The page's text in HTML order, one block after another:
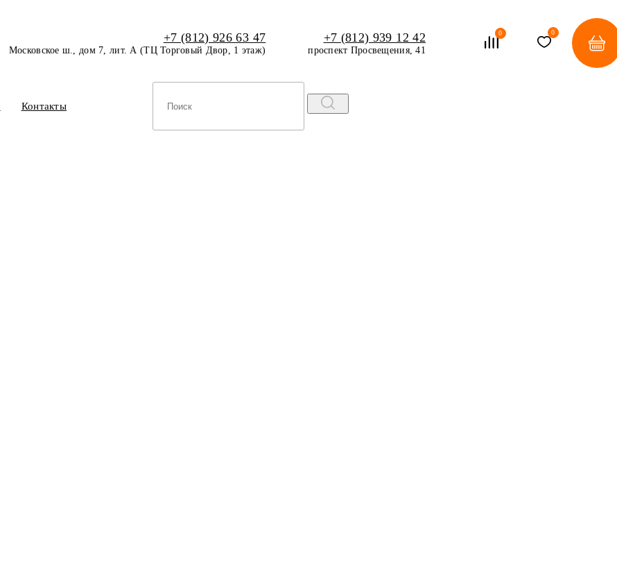
+7 (812) 926 63 47
Московское ш., дом 7, лит. А (ТЦ Торговый Двор, 1 этаж)
+7 (812) 939 12 42
проспект Просвещения, 41
0 0
Контакты